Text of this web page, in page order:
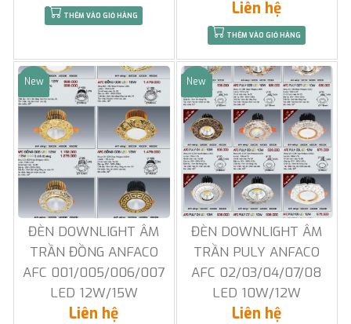
THÊM VÀO GIỎ HÀNG Liên hệ
THÊM VÀO GIỎ HÀNG
Sale
New
ĐÈN DOWNLIGHT ÂM
TRẦN ĐỒNG ANFACO
AFC 001/005/006/007
LED 12W/15W
Liên hệ
Sale
New
ĐÈN DOWNLIGHT ÂM
TRẦN PULY ANFACO
AFC 02/03/04/07/08
LED 10W/12W
Liên hệ